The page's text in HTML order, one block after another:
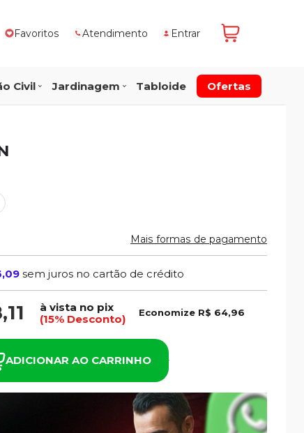
Favoritos Atendimento Entrar
Civil Jardinagem Tabloide Ofertas
Mais formas de pagamento
sem juros no cartão de crédito
à vista no pix
(15% Desconto)
Economize R$ 64,96
ADICIONAR AO CARRINHO